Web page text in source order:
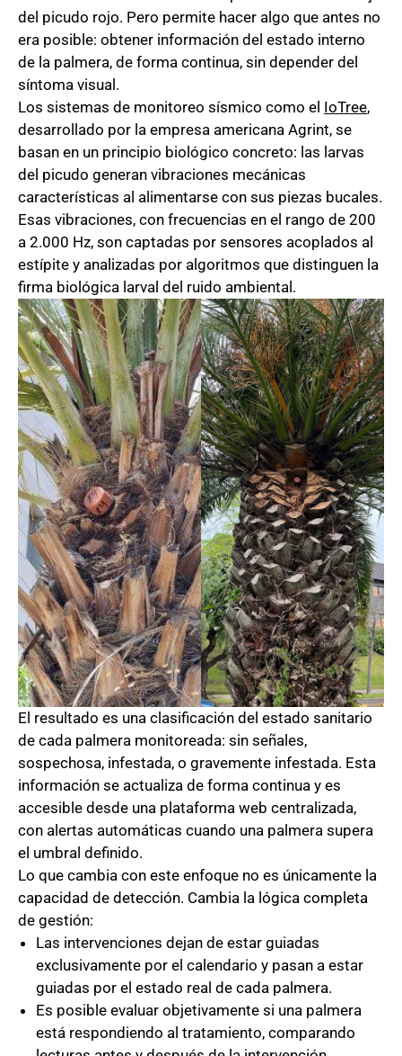
del picudo rojo. Pero permite hacer algo que antes no
era posible: obtener información del estado interno
de la palmera, de forma continua, sin depender del
síntoma visual.
Los sistemas de monitoreo sísmico como el IoTree,
desarrollado por la empresa americana Agrint, se
basan en un principio biológico concreto: las larvas
del picudo generan vibraciones mecánicas
características al alimentarse con sus piezas bucales.
Esas vibraciones, con frecuencias en el rango de 200
a 2.000 Hz, son captadas por sensores acoplados al
estípite y analizadas por algoritmos que distinguen la
firma biológica larval del ruido ambiental.
El resultado es una clasificación del estado sanitario
de cada palmera monitoreada: sin señales,
sospechosa, infestada, o gravemente infestada. Esta
información se actualiza de forma continua y es
accesible desde una plataforma web centralizada,
con alertas automáticas cuando una palmera supera
el umbral definido.
Lo que cambia con este enfoque no es únicamente la
capacidad de detección. Cambia la lógica completa
de gestión:
Las intervenciones dejan de estar guiadas
exclusivamente por el calendario y pasan a estar
guiadas por el estado real de cada palmera.
Es posible evaluar objetivamente si una palmera
está respondiendo al tratamiento, comparando